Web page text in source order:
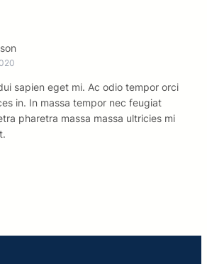
sapien eget mi. Ac odio tempor orci
in. In massa tempor nec feugiat
pharetra massa massa ultricies mi